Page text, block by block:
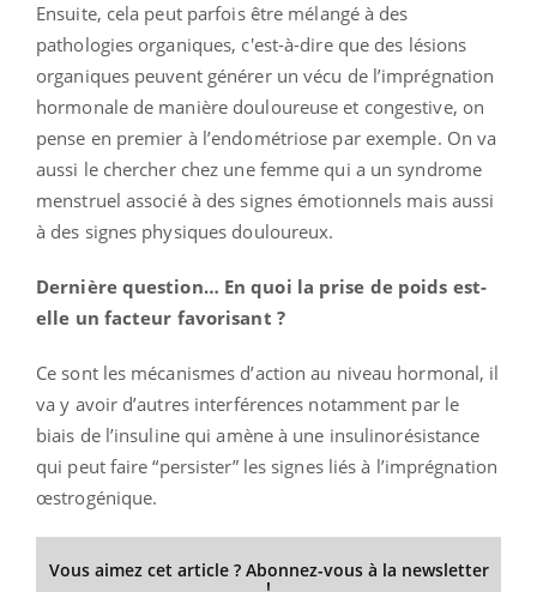
Ensuite, cela peut parfois être mélangé à des
pathologies organiques, c'est-à-dire que des lésions
organiques peuvent générer un vécu de l’imprégnation
hormonale de manière douloureuse et congestive, on
pense en premier à l’endométriose par exemple. On va
aussi le chercher chez une femme qui a un syndrome
menstruel associé à des signes émotionnels mais aussi
à des signes physiques douloureux.
Dernière question… En quoi la prise de poids est-
elle un facteur favorisant ?
Ce sont les mécanismes d’action au niveau hormonal, il
va y avoir d’autres interférences notamment par le
biais de l’insuline qui amène à une insulinorésistance
qui peut faire “persister” les signes liés à l’imprégnation
œstrogénique.
Vous aimez cet article ? Abonnez-vous à la newsletter